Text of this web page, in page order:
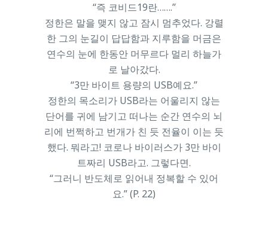
“즉 코비드19란…….”
정한은 말을 맺지 않고 잠시 멈추었다. 강렬
한 그의 눈길이 답답함과 지루함을 머금은
연수의 눈에 한동안 머무르다 멀리 하늘가
로 날아갔다.
“3만 바이트 용량의 USB예요.”
정한의 목소리가 USB라는 어울리지 않는
단어를 귀에 남기고 떠나는 순간 연수의 뇌
리에 번쩍하고 번개가 친 듯 전율이 이는 듯
했다. 뭐라고! 코로나 바이러스가 3만 바이
트짜리 USB라고. 그렇다면.
“그러니 반도체로 읽어내 정복할 수 있어
요.” (P. 22)